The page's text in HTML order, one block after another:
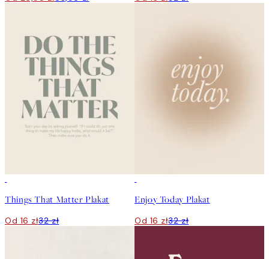
Things That Matter Plakat
Od 16 zł32 zł
Enjoy Today Plakat
Od 16 zł32 zł